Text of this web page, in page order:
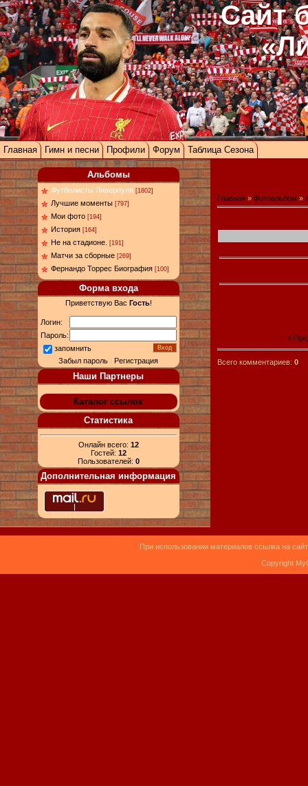
Сайт
Главная Гимн и песни Профили Форум Таблица Сезона
Альбомы
Футболисты Ливерпуля [1802]
Лучшие моменты [797]
Мои фото [194]
История [164]
Не на стадионе. [191]
Матчи за сборные [269]
Фернандо Торрес Биография [100]
Форма входа
Приветствую Вас Гость!
Логин:
Пароль:
запомнить
Забыл пароль |Регистрация
Наши Партнеры
Каталог ссылок
Статистика
Онлайн всего: 12
Гостей: 12
Пользователей: 0
Дополнительная информация
Главная » Фотоальбом »
«
Всего комментариев: 0
При использовании материалов ссылка на
Copyright